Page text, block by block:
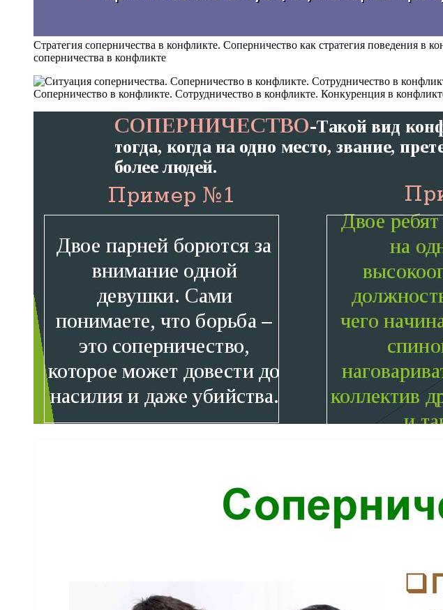
Стратегия соперничества в конфликте. Соперничество как стратегия поведения
соперничества в конфликте
Соперничество в конфликте. Сотрудничество в конфликте. Конкуренция в